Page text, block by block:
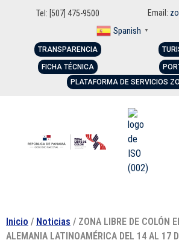
Tel: [507] 475-9500 Email:
Spanish ▼
TRANSPARENCIA
FICHA TÉCNICA
PLATAFORMA DE SERVICIOS
Inicio / Noticias / ZONA LIBRE DE COLÓN
ALEMANIA LATINOAMÉRICA DEL 14 AL 17